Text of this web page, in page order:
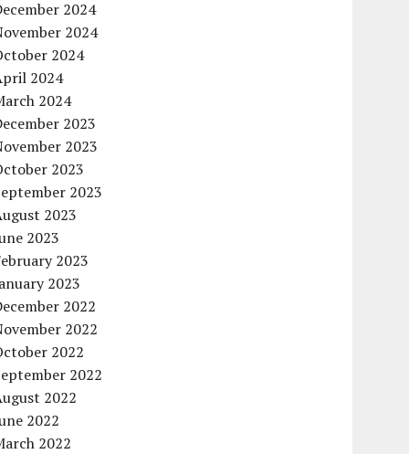
2024
2024
2024
2024
2024
2023
2023
2023
2023
2023
2023
2023
2023
2022
2022
2022
2022
2022
2022
2022